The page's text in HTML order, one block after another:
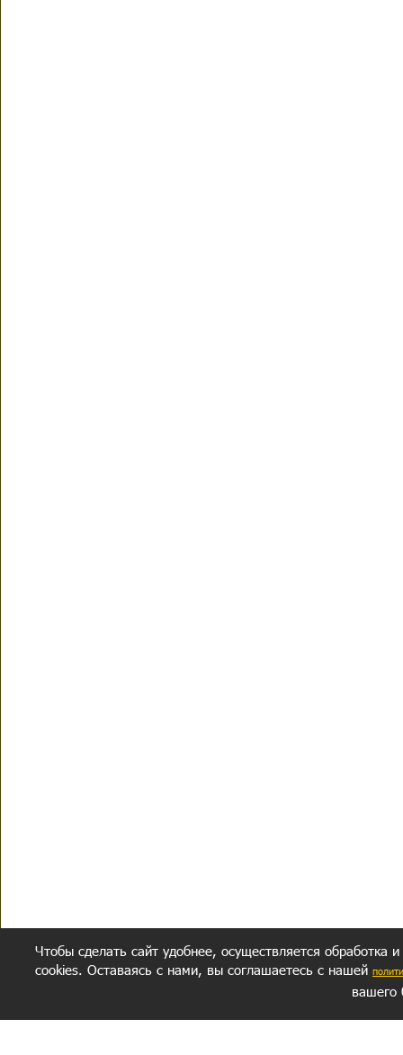
Чтобы сделать сайт удобнее, осуществляется обработка
cookies. Оставаясь с нами, вы соглашаетесь с нашей
вашего